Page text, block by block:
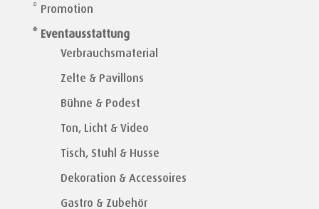
* Promotion
* Eventausstattung
Verbrauchsmaterial
Zelte & Pavillons
Bühne & Podest
Ton, Licht & Video
Tisch, Stuhl & Husse
Dekoration & Accessoires
Gastro & Zubehör